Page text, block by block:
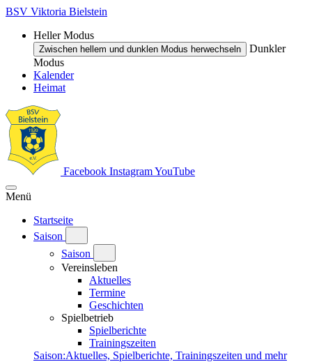
BSV Viktoria Bielstein
Heller Modus
Zwischen hellem und dunklen Modus herwechseln
Dunkler
Modus
Kalender
Heimat
Facebook InstagramYouTube
Menü
Startseite
Saison
Saison
Vereinsleben
Aktuelles
Termine
Geschichten
Spielbetrieb
Spielberichte
Trainingszeiten
Saison:Aktuelles, Spielberichte, Trainingszeiten und mehr